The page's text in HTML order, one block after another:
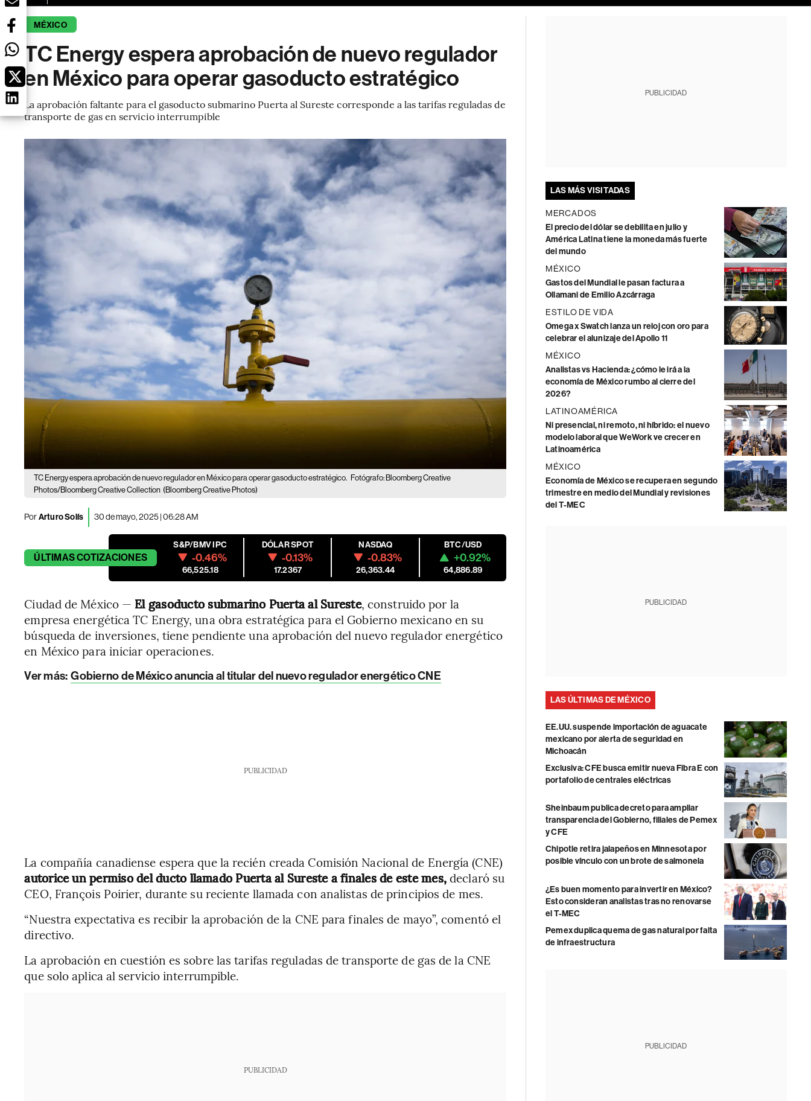
MÉXICO
TC Energy espera aprobación de nuevo regulador
en México para operar gasoducto estratégico
La aprobación faltante para el gasoducto submarino Puerta al Sureste corresponde a las tarifas reguladas de
transporte de gas en servicio interrumpible
TC Energy espera aprobación de nuevo regulador en México para operar gasoducto estratégico. Fotógrafo: Bloomberg Creative
Photos/Bloomberg Creative Collection (Bloomberg Creative Photos)
PorArturo Solís 30 de mayo, 2025 | 06:28 AM
ÚLTIMASCOTIZACIONES
S&P/BMV IPC
-0.46%
66,525.18
DÓLAR SPOT
-0.13%
17.2367
NASDAQ
-0.83%
26,363.44
BTC/USD
+0.92%
64,886.89
Ciudad de México — El gasoducto submarino Puerta al Sureste, construido por la
empresa energética TC Energy, una obra estratégica para el Gobierno mexicano en su
búsqueda de inversiones, tiene pendiente una aprobación del nuevo regulador energético
en México para iniciar operaciones.
Ver más: Gobierno de México anuncia al titular del nuevo regulador energético CNE
PUBLICIDAD
La compañía canadiense espera que la recién creada Comisión Nacional de Energía (CNE)
autorice un permiso del ducto llamado Puerta al Sureste a finales de este mes,declaró su
CEO, François Poirier, durante su reciente llamada con analistas de principios de mes.
“Nuestra expectativa es recibir la aprobación de la CNE para finales de mayo”, comentó el
directivo.
La aprobación en cuestión es sobre las tarifas reguladas de transporte de gas de la CNE
que solo aplica al servicio interrumpible.
PUBLICIDAD
PUBLICIDAD
LAS MÁS VISITADAS
MERCADOS
El precio del dólar se debilita en julio y
América Latina tiene la moneda más fuerte
del mundo
MÉXICO
Gastos del Mundial le pasan factura a
Ollamani de Emilio Azcárraga
ESTILO DE VIDA
Omega x Swatch lanza un reloj con oro para
celebrar el alunizaje del Apollo 11
MÉXICO
Analistas vs Hacienda: ¿cómo le irá a la
economía de México rumbo al cierre del
2026?
LATINOAMÉRICA
Ni presencial, ni remoto, ni híbrido: el nuevo
modelo laboral que WeWork ve crecer en
Latinoamérica
MÉXICO
Economía de México se recupera en segundo
trimestre en medio del Mundial y revisiones
del T-MEC
PUBLICIDAD
LAS ÚLTIMAS DE MÉXICO
EE.UU. suspende importación de aguacate
mexicano por alerta de seguridad en
Michoacán
Exclusiva: CFE busca emitir nueva Fibra E con
portafolio de centrales eléctricas
Sheinbaum publica decreto para ampliar
transparencia del Gobierno, filiales de Pemex
y CFE
Chipotle retira jalapeños en Minnesota por
posible vínculo con un brote de salmonela
¿Es buen momento para invertir en México?
Esto consideran analistas tras no renovarse
el T-MEC
Pemex duplica quema de gas natural por falta
de infraestructura
PUBLICIDAD